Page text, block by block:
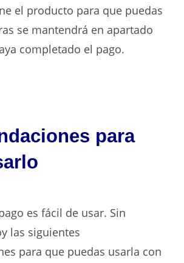
el producto para que puedas
se mantendrá en apartado
completado el pago.
para
es fácil de usar. Sin
las siguientes
para que puedas usarla con